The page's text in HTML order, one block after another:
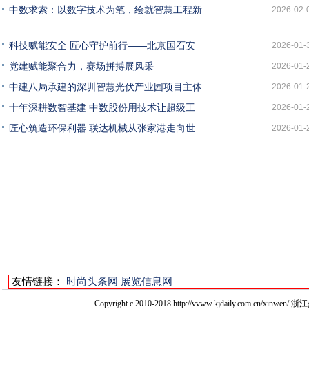
中数求索：以数字技术为笔，绘就智慧工程新 2026-02-
科技赋能安全 匠心守护前行——北京国石安 2026-01-
党建赋能聚合力，赛场拼搏展风采 2026-01-
中建八局承建的深圳智慧光伏产业园项目主体 2026-01-
十年深耕数智基建 中数股份用技术让超级工 2026-01-
匠心筑造环保利器 联达机械从张家港走向世 2026-01-
友情链接： 时尚头条网 展览信息网
Copyright c 2010-2018 http://vvww.kjdaily.com.cn/xinwen/